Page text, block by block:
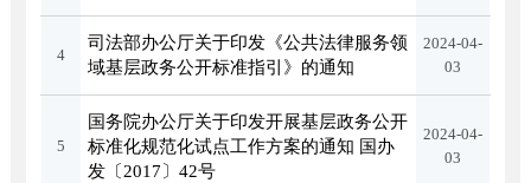
4
司法部办公厅关于印发《公共法律服务领
域基层政务公开标准指引》的通知
2024-04-
03
5
国务院办公厅关于印发开展基层政务公开
标准化规范化试点工作方案的通知 国办
发〔2017〕42号
2024-04-
03